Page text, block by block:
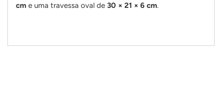
cm e uma travessa oval de 30 × 21 × 6 cm.